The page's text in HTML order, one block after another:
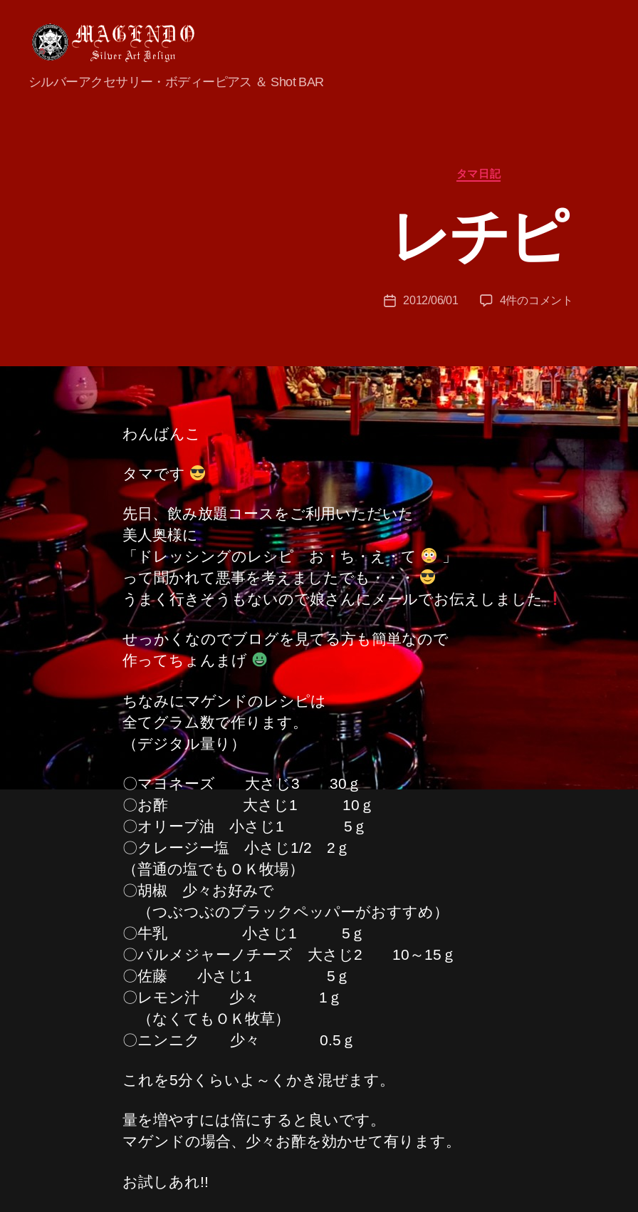
MAGENDO
JAPAN
シルバーアクセサリー・ボディーピアス ＆ Shot BAR
カ
テ
リ
ー
タマ日記
レチピ
投
成
T
投
2012/06/01
レ
の
4件のコメント
わんばんこ
タマです
先日、飲み放題コースをご利用いただいた
美人奥様に
「ドレッシングのレシピ お・ち・え・て
」
って聞かれて悪事を考えましたでも・・・
うまく行きそうもないので娘さんにメールでお伝えしました
せっかくなのでブログを見てる方も簡単なので
作ってちょんまげ
ちなみにマゲンドのレシピは
全てグラム数で作ります。
（デジタル量り）
〇マヨネーズ 大さじ3 30ｇ
〇お酢 大さじ1 10ｇ
〇オリーブ油 小さじ1 5ｇ
〇クレージー塩 小さじ1/2 2ｇ
（普通の塩でもＯＫ牧場）
〇胡椒 少々お好みで
（つぶつぶのブラックペッパーがおすすめ）
〇牛乳 小さじ1 5ｇ
〇パルメジャーノチーズ 大さじ2 10～15ｇ
〇佐藤 小さじ1 5ｇ
〇レモン汁 少々 1ｇ
（なくてもＯＫ牧草）
〇ニンニク 少々 0.5ｇ
これを5分くらいよ～くかき混ぜます。
量を増やすには倍にすると良いです。
マゲンドの場合、少々お酢を効かせて有ります。
お試しあれ!!